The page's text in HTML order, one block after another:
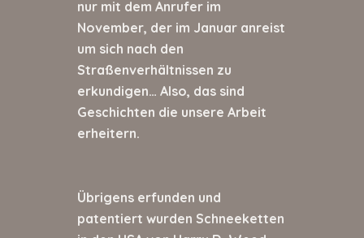
nur mit dem Anrufer im
November, der im Januar anreist
um sich nach den
Straßenverhältnissen zu
erkundigen… Also, das sind
Geschichten die unsere Arbeit
erheitern.
Übrigens erfunden und
patentiert wurden Schneeketten